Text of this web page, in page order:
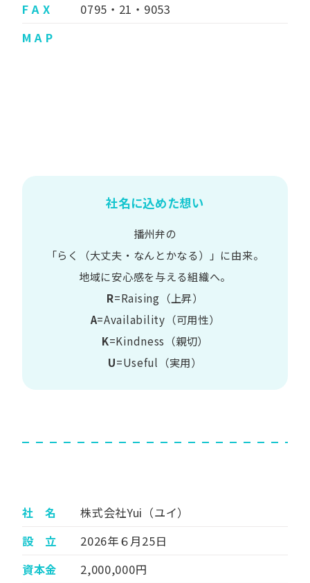
F A X
0795・21・9053
M A P
社名に込めた想い
播州弁の
​「らく​（大丈夫・なんとかなる）」に​由来。
地域に​安心感を​与える​組織へ。
R=Raising（上昇）
A=Availability​（可用性）
K=Kindness​（親切）
U=Useful​（実用）​
社 名
株式会社Yui（ユイ）
設 立
2026年６月25日
資本金
2,000,000円